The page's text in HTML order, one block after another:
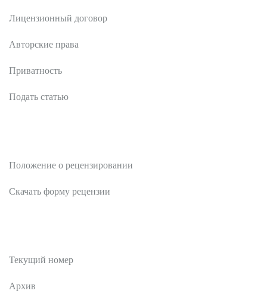
Лицензионный договор
Авторские права
Приватность
Подать статью
Положение о рецензировании
Скачать форму рецензии
Текущий номер
Архив